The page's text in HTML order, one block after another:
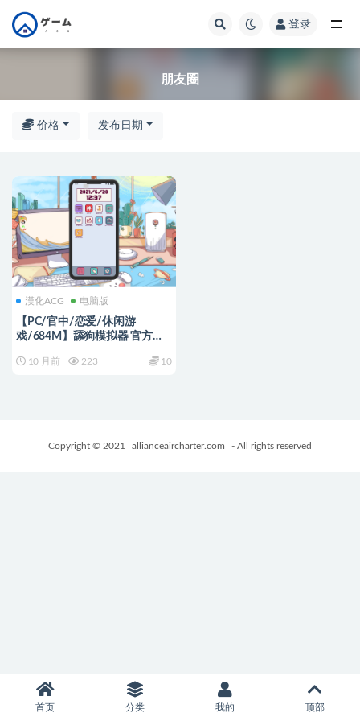
登录
朋友圈
价格 发布日期
漢化ACG 电脑版
【PC/官中/恋爱/休闲游
戏/684M】舔狗模拟器 官方简
+684M
10 月前 223 10
Copyright © 2021 allianceaircharter.com - All rights reserved
首页 分类 我的 顶部